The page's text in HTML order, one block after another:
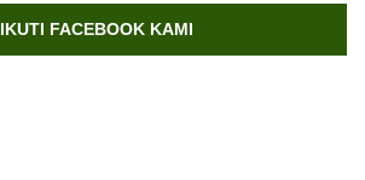
IKUTI FACEBOOK KAMI